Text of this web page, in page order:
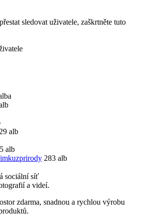
sledovat uživatele, zaškrtněte tuto
29 alb
alb
283 alb
sociální síť
a videí.
zdarma, snadnou a rychlou výrobu